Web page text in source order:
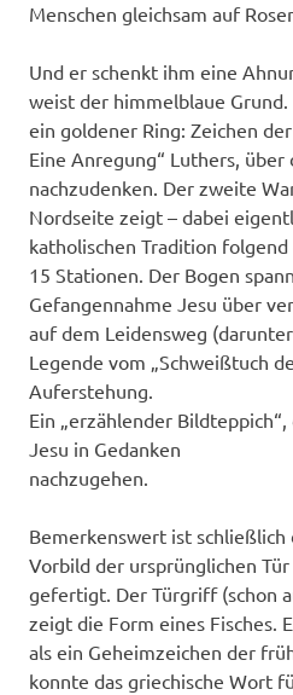
Menschen gleichsam auf
Und er schenkt ihm eine
weist der himmelblaue
ein goldener Ring: Zeichen
Eine Anregung“ Luthers, über
nachzudenken. Der zweite
Nordseite zeigt – dabei
katholischen Tradition
15 Stationen. Der Bogen
Gefangennahme Jesu über
auf dem Leidensweg
Legende vom „Schweißtuch
Auferstehung.
Ein „erzählender
Jesu in Gedanken
nachzugehen.
Bemerkenswert ist schließlich
Vorbild der ursprünglichen
gefertigt. Der Türgriff (schon
zeigt die Form eines Fisches.
als ein Geheimzeichen der
konnte das griechische Wort